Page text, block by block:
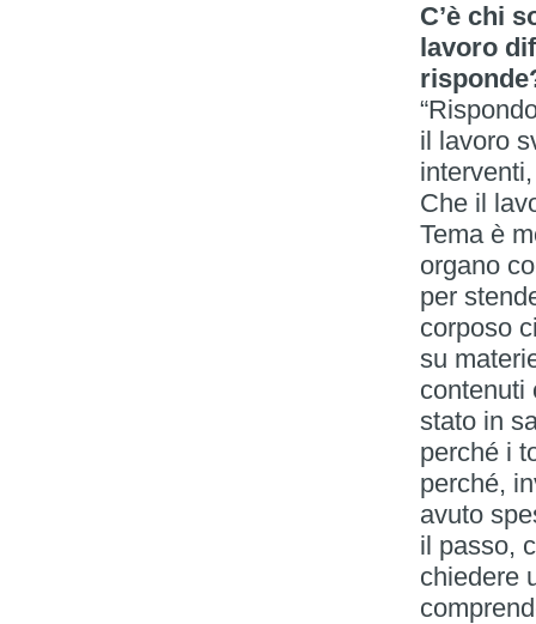
C’è chi
lavoro
il lavoro
Che il
Tema è
organo
per
corposo
su
contenuti
stato in
perché i
perché,
avuto
il passo,
chiedere